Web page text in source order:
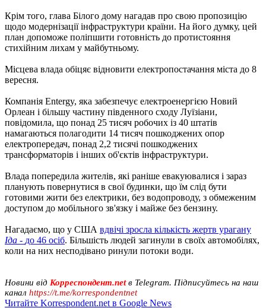
Крім того, глава Білого дому нагадав про свою пропозицію
щодо модернізації інфраструктури країни. На його думку, цей
план допоможе поліпшити готовність до протистояння
стихійним лихам у майбутньому.
Місцева влада обіцяє відновити електропостачання міста до 8
вересня.
Компанія Entergy, яка забезпечує електроенергією Новий
Орлеан і більшу частину південного сходу Луїзіани,
повідомила, що понад 25 тисяч робочих із 40 штатів
намагаються полагодити 14 тисяч пошкоджених опор
електропередач, понад 2,2 тисячі пошкоджених
трансформаторів і інших об'єктів інфраструктури.
Влада попередила жителів, які раніше евакуювалися і зараз
планують повернутися в свої будинки, що їм слід бути
готовими жити без електрики, без водопроводу, з обмеженим
доступом до мобільного зв'язку і майже без бензину.
Нагадаємо, що у США вдвічі зросла кількість жертв урагану
Іда - до 46 осіб. Більшість людей загинули в своїх автомобілях,
коли на них несподівано ринули потоки води.
Новини від Корреспондент.netв Telegram. Підписуйтесь на наш
канал https://t.me/korrespondentnet
Читайте Korrespondent.net в Google News